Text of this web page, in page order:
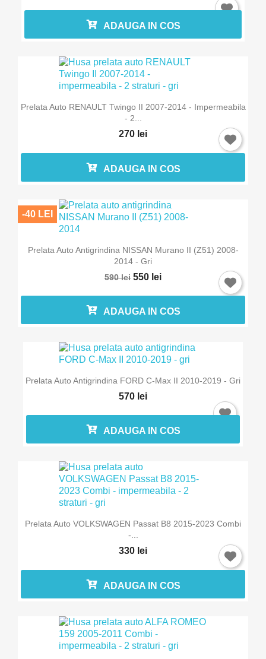
ADAUGA IN COS
Prelata Auto RENAULT Twingo II 2007-2014 - Impermeabila
- 2...
270 lei
ADAUGA IN COS
Prelata Auto Antigrindina NISSAN Murano II (Z51) 2008-
2014 - Gri
590 lei 550 lei
-40 LEI
ADAUGA IN COS
Prelata Auto Antigrindina FORD C-Max II 2010-2019 - Gri
570 lei
ADAUGA IN COS
Prelata Auto VOLKSWAGEN Passat B8 2015-2023 Combi
-...
330 lei
ADAUGA IN COS
Intra in cont
produse in Lista de Favorite.
Intra in cont